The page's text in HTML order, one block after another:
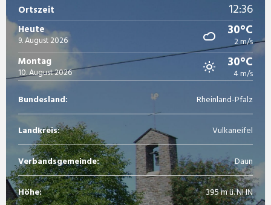
Ortszeit 12:36
Heute
9. August 2026
30°C
2 m/s
Montag
10. August 2026
30°C
4 m/s
Bundesland: Rheinland-Pfalz
Landkreis: Vulkaneifel
Verbandsgemeinde: Daun
Höhe: 395 m ü. NHN